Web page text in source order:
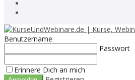
Benutzername
Passwort
Erinnere Dich an mich